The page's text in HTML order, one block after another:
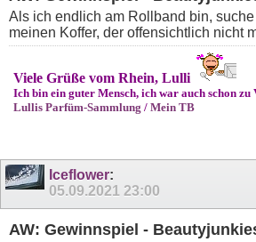
Als ich endlich am Rollband bin,
meinen Koffer, der offensichtlich nicht
Viele Grüße vom Rhein, Lulli
Ich bin ein guter Mensch, ich war auch schon
Lullis Parfüm-Sammlung / Mein TB
Iceflower:
05.09.2021 23:00
AW: Gewinnspiel -